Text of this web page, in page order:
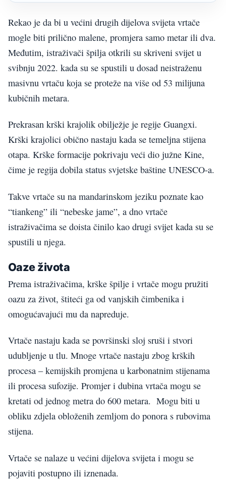
Rekao je da bi u većini drugih dijelova svijeta vrtače
mogle biti prilično malene, promjera samo metar ili dva.
Međutim, istraživači špilja otkrili su skriveni svijet u
svibnju 2022. kada su se spustili u dosad neistraženu
masivnu vrtaču koja se proteže na više od 53 milijuna
kubičnih metara.
Prekrasan krški krajolik obilježje je regije Guangxi.
Krški krajolici obično nastaju kada se temeljna stijena
otapa. Krške formacije pokrivaju veći dio južne Kine,
čime je regija dobila status svjetske baštine UNESCO-a.
Takve vrtače su na mandarinskom jeziku poznate kao
“tiankeng” ili “nebeske jame”, a dno vrtače
istraživačima se doista činilo kao drugi svijet kada su se
spustili u njega.
Oaze života
Prema istraživačima, krške špilje i vrtače mogu pružiti
oazu za život, štiteći ga od vanjskih čimbenika i
omogućavajući mu da napreduje.
Vrtače nastaju kada se površinski sloj sruši i stvori
udubljenje u tlu. Mnoge vrtače nastaju zbog krških
procesa – kemijskih promjena u karbonatnim stijenama
ili procesa sufozije. Promjer i dubina vrtača mogu se
kretati od jednog metra do 600 metara. Mogu biti u
obliku zdjela obloženih zemljom do ponora s rubovima
stijena.
Vrtače se nalaze u većini dijelova svijeta i mogu se
pojaviti postupno ili iznenada.